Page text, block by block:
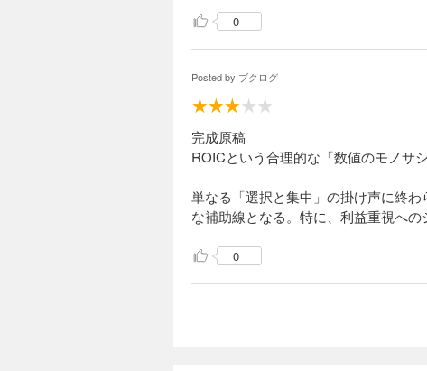
0
Posted by ブクログ
完成原稿
ROICという合理的な「数値のモノサ
単なる「選択と集中」の掛け声に終
な補助線となる。特に、利益重視へ
0